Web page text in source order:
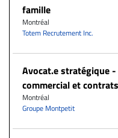
famille
Montréal
Totem Recrutement Inc.
Avocat.e stratégique
commercial et contrats
Montréal
Groupe Montpetit